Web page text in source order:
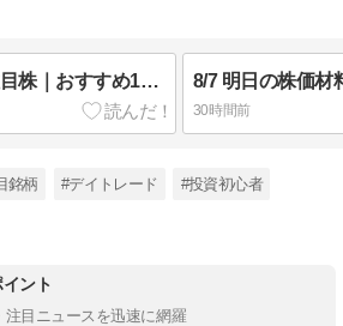
8/7 明日のデイトレ注目株｜おすすめ10銘柄を紹介
30時間前
銘柄 #デイトレード #投資初心者
ント
注目ニュースを迅速に網羅